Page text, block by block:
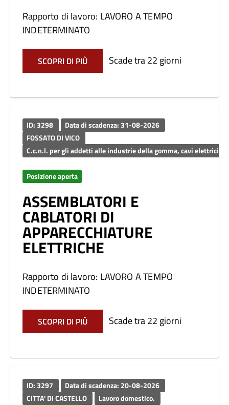
Rapporto di lavoro: LAVORO A TEMPO
INDETERMINATO
SCOPRI DI PIÙ Scade tra 22 giorni
ID: 3298
Data di scadenza: 31-08-2026
FOSSATO DI VICO
C.c.n.l. per gli addetti alle industrie della gomma, cavi elettrici
Posizione aperta
ASSEMBLATORI E
CABLATORI DI
APPARECCHIATURE
ELETTRICHE
Rapporto di lavoro: LAVORO A TEMPO
INDETERMINATO
SCOPRI DI PIÙ Scade tra 22 giorni
ID: 3297
Data di scadenza: 20-08-2026
CITTA' DI CASTELLO
Lavoro domestico.